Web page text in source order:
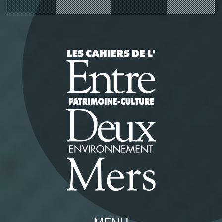
Panneau de gestion des cookies